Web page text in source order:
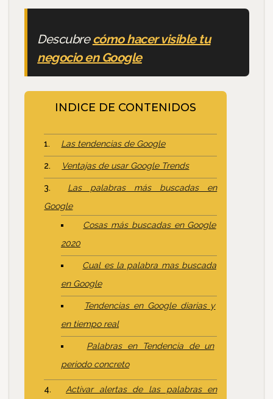
Descubrecómo hacer visible tu
negocio en Google
INDICE DE CONTENIDOS
Las tendencias de Google
Ventajas de usar Google Trends
Las palabras más buscadas en
Google
Cosas más buscadas en Google
2020
Cual es la palabra mas buscada
en Google
Tendencias en Google diarias y
en tiempo real
Palabras en Tendencia de un
periodo concreto
Activar alertas de las palabras en